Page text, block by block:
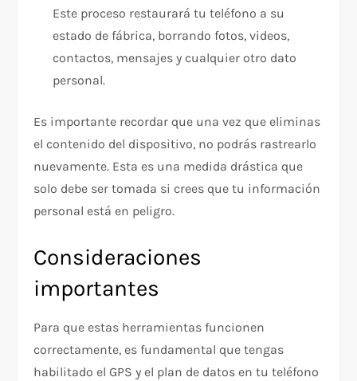
Este proceso restaurará tu teléfono a su
estado de fábrica, borrando fotos, videos,
contactos, mensajes y cualquier otro dato
personal.
Es importante recordar que una vez que eliminas
el contenido del dispositivo, no podrás rastrearlo
nuevamente. Esta es una medida drástica que
solo debe ser tomada si crees que tu información
personal está en peligro.
Consideraciones
importantes
Para que estas herramientas funcionen
correctamente, es fundamental que tengas
habilitado el GPS y el plan de datos en tu teléfono